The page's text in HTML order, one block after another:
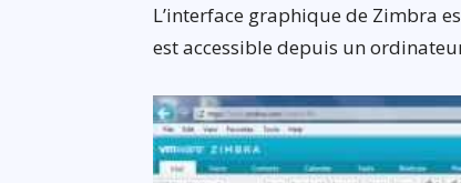
L’interface graphique de Zimbra
est accessible depuis un